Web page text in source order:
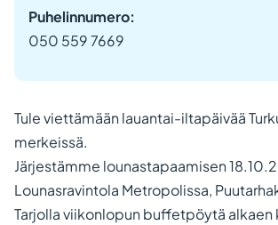
Puhelinnumero:
050 559 7669
Tule viettämään lauantai-iltapäivää
merkeissä.
Järjestämme lounastapaamisen
Lounasravintola Metropolissa,
Tarjolla viikonlopun buffetpöytä alkaen